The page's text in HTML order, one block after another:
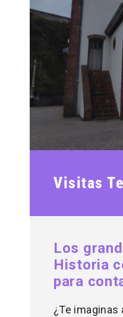
Visitas
Los
Historia
para
¿Te imaginas